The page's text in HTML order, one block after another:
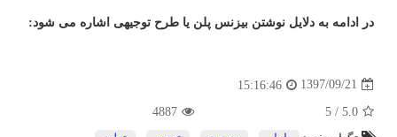
در ادامه به دلایل نوشتن بیزنس پلن یا طرح توجیهی اشاره می شود:
1397/09/21
15:16:46
5.0
/
5
4887